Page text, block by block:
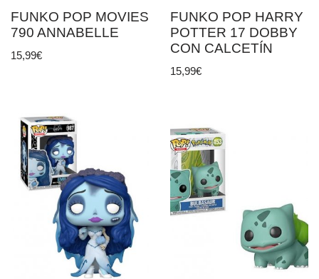
FUNKO POP MOVIES
790 ANNABELLE
15,99€
FUNKO POP HARRY
POTTER 17 DOBBY
CON CALCETÍN
15,99€